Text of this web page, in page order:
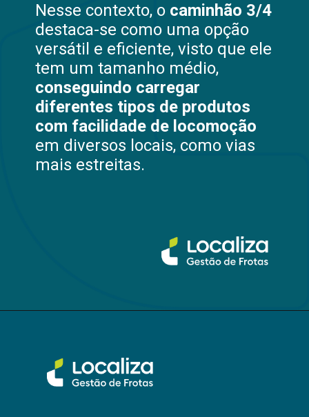
Nesse contexto, o caminhão 3/4
destaca-se como uma opção
versátil e eficiente, visto que ele
tem um tamanho médio,
conseguindo carregar
diferentes tipos de produtos
com facilidade de locomoção
em diversos locais, como vias
mais estreitas.